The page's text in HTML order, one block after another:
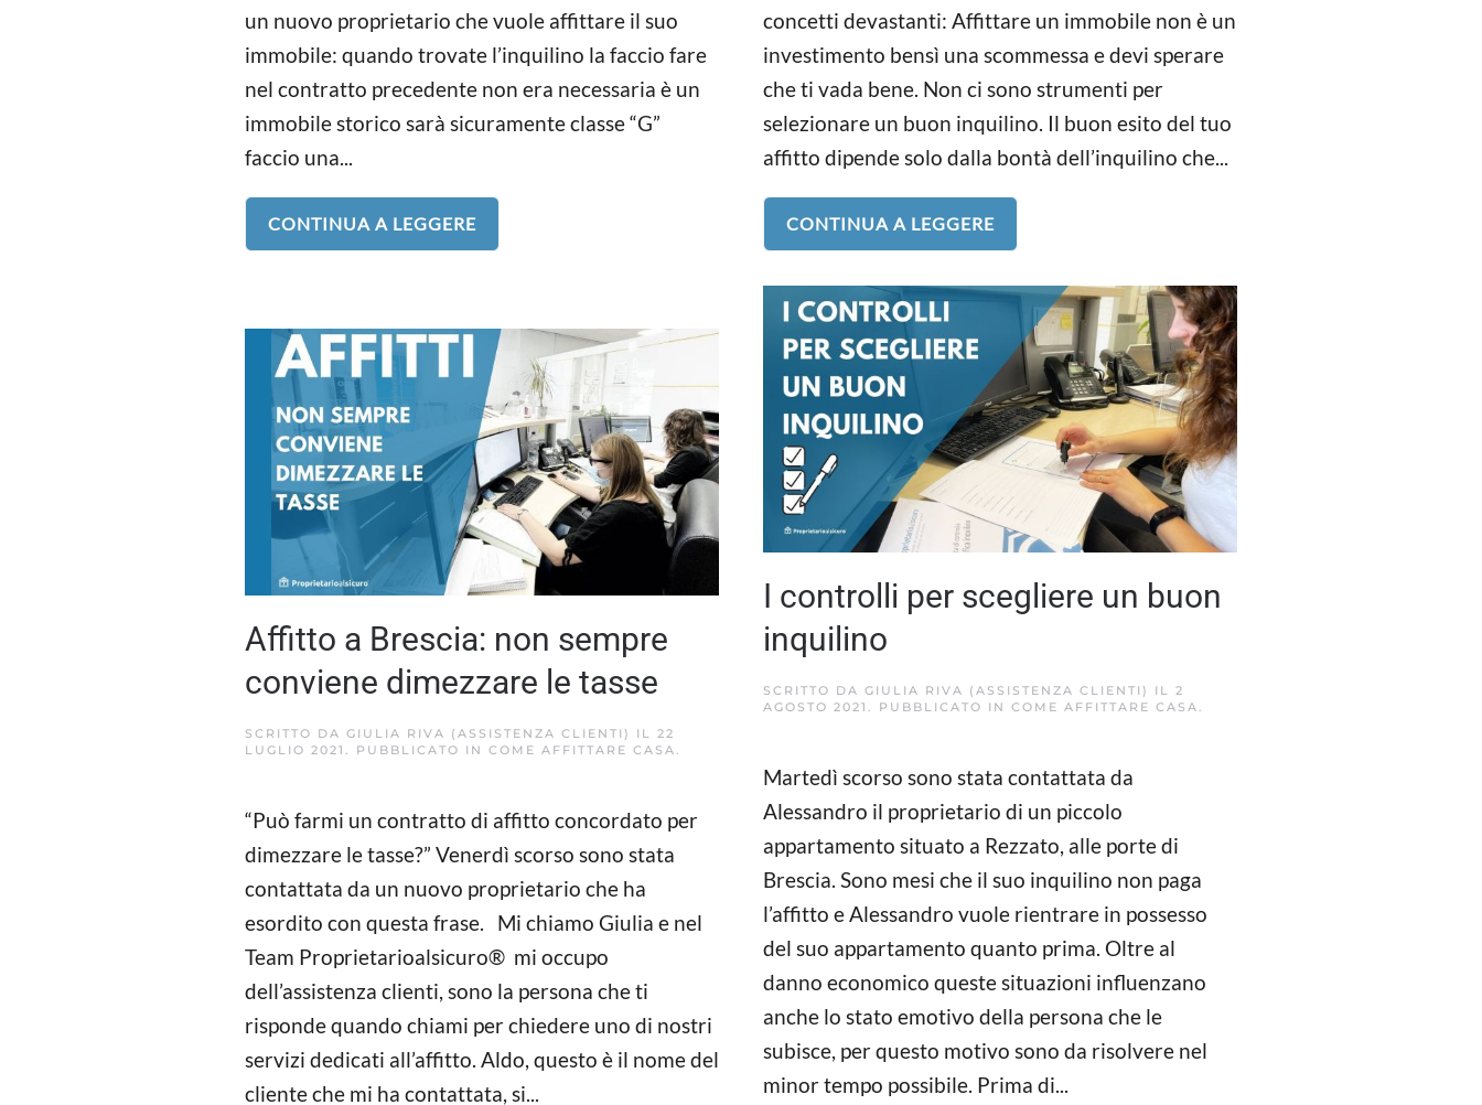
un nuovo proprietario che vuole affittare il suo
immobile: quando trovate l’inquilino la faccio fare
nel contratto precedente non era necessaria è un
immobile storico sarà sicuramente classe “G”
faccio una...
CONTINUA A LEGGERE
concetti devastanti: Affittare un immobile non è un
investimento bensì una scommessa e devi sperare
che ti vada bene. Non ci sono strumenti per
selezionare un buon inquilino. Il buon esito del tuo
affitto dipende solo dalla bontà dell’inquilino che...
CONTINUA A LEGGERE
I controlli per scegliere un buon
inquilino
SCRITTO DA GIULIA RIVA (ASSISTENZA CLIENTI) IL 2
AGOSTO 2021 . PUBBLICATO IN COME AFFITTARE CASA.
Martedì scorso sono stata contattata da
Alessandro il proprietario di un piccolo
appartamento situato a Rezzato, alle porte di
Brescia. Sono mesi che il suo inquilino non paga
l’affitto e Alessandro vuole rientrare in possesso
del suo appartamento quanto prima. Oltre al
danno economico queste situazioni influenzano
anche lo stato emotivo della persona che le
subisce, per questo motivo sono da risolvere nel
minor tempo possibile. Prima di...
Affitto a Brescia: non sempre
conviene dimezzare le tasse
SCRITTO DA GIULIA RIVA (ASSISTENZA CLIENTI) IL 22
LUGLIO 2021 . PUBBLICATO IN COME AFFITTARE CASA.
“Può farmi un contratto di affitto concordato per
dimezzare le tasse?” Venerdì scorso sono stata
contattata da un nuovo proprietario che ha
esordito con questa frase. Mi chiamo Giulia e nel
Team Proprietarioalsicuro® mi occupo
dell’assistenza clienti, sono la persona che ti
risponde quando chiami per chiedere uno di nostri
servizi dedicati all’affitto. Aldo, questo è il nome del
cliente che mi ha contattata, si...